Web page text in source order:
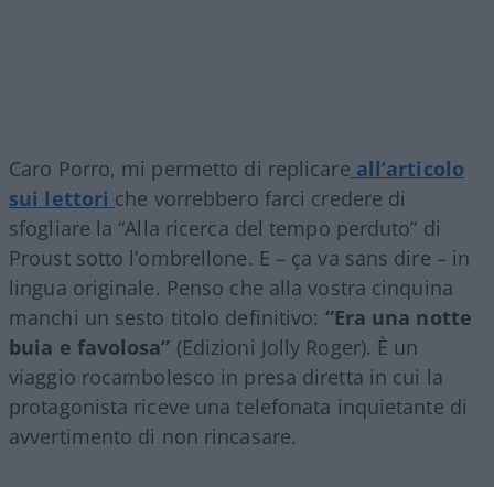
Caro Porro, mi permetto di replicare all’articolo
sui lettori che vorrebbero farci credere di
sfogliare la “Alla ricerca del tempo perduto” di
Proust sotto l’ombrellone. E – ça va sans dire – in
lingua originale. Penso che alla vostra cinquina
manchi un sesto titolo definitivo: “Era una notte
buia e favolosa” (Edizioni Jolly Roger). È un
viaggio rocambolesco in presa diretta in cui la
protagonista riceve una telefonata inquietante di
avvertimento di non rincasare.